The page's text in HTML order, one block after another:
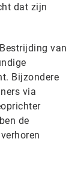
dat zijn
van
Bijzondere
via
de